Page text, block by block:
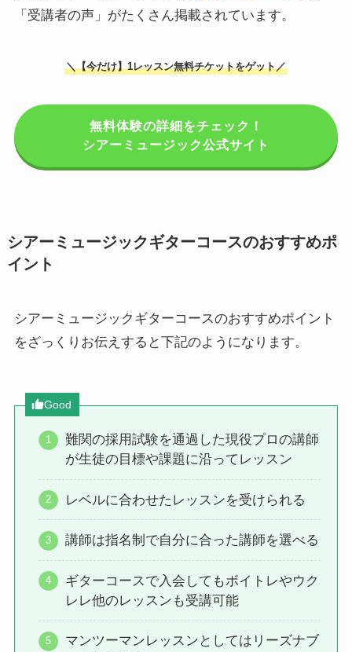
「受講者の声」がたくさん掲載されています。
＼【今だけ】1レッスン無料チケットをゲット／
無料体験の詳細をチェック！
シアーミュージック公式サイト
シアーミュージックギターコースのおすすめポ
イント
シアーミュージックギターコースのおすすめポイント
をざっくりお伝えすると下記のようになります。
Good
難関の採用試験を通過した現役プロの講師
が生徒の目標や課題に沿ってレッスン
レベルに合わせたレッスンを受けられる
講師は指名制で自分に合った講師を選べる
ギターコースで入会してもボイトレやウク
レレ他のレッスンも受講可能
マンツーマンレッスンとしてはリーズナブ